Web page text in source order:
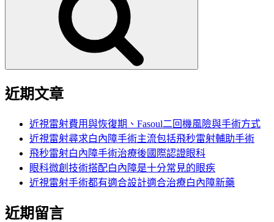
近期文章
近視雷射費用與恢復期、Fasoul二回機風險與手術方式
近視雷射尋求白內障手術主流包括飛秒雷射輔助手術
飛秒雷射白內障手術治療後國際認證眼科
眼科微創技術搭配白內障是十分常見的眼疾
近視雷射手術都有適合設計適合治療白內障新藥
近期留言